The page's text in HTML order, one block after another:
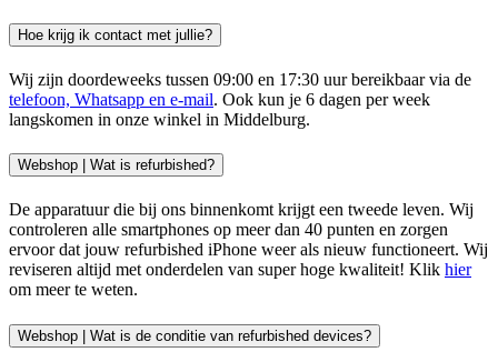
Hoe krijg ik contact met jullie?
Wij zijn doordeweeks tussen 09:00 en 17:30 uur bereikbaar via de
telefoon, Whatsapp en e-mail. Ook kun je 6 dagen per week
langskomen in onze winkel in Middelburg.
Webshop | Wat is refurbished?
De apparatuur die bij ons binnenkomt krijgt een tweede leven. Wij
controleren alle smartphones op meer dan 40 punten en zorgen
ervoor dat jouw refurbished iPhone weer als nieuw functioneert. Wij
reviseren altijd met onderdelen van super hoge kwaliteit! Klik hier
om meer te weten.
Webshop | Wat is de conditie van refurbished devices?